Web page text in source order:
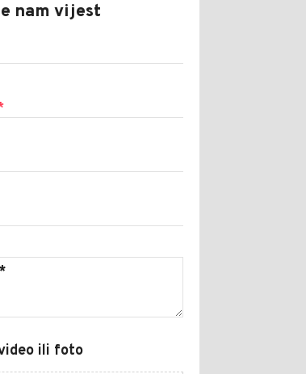
nam vijest
ili foto